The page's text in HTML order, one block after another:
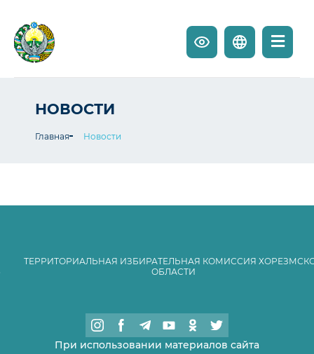
НОВОСТИ
Главная Новости
ТЕРРИТОРИАЛЬНАЯ ИЗБИРАТЕЛЬНАЯ КОМИССИЯ
ОБЛАСТИ
При использовании материалов сайта